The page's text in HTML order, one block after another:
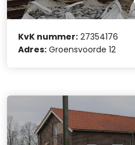
KvK nummer: 27354176
Adres: Groensvoorde 12